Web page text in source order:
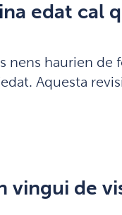
edat cal
nens haurien de
Aquesta
vingui de